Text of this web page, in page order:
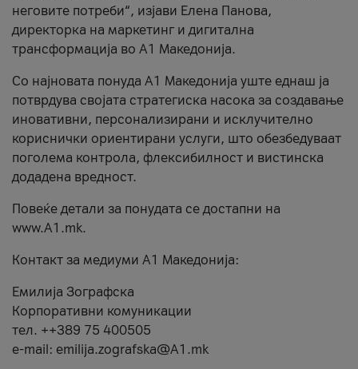
неговите потреби“, изјави Елена Панова,
директорка на маркетинг и дигитална
трансформација во А1 Македонија.
Со најновата понуда А1 Македонија уште еднаш ја
потврдува својата стратегиска насока за создавање
иновативни, персонализирани и исклучително
кориснички ориентирани услуги, што обезбедуваат
поголема контрола, флексибилност и вистинска
додадена вредност.
Повеќе детали за понудата се достапни на
www.А1.mk.
Контакт за медиуми А1 Македонија:
Емилија Зографска
Корпоративни комуникации
тел. ++389 75 400505
e-mail: emilija.zografska@A1.mk